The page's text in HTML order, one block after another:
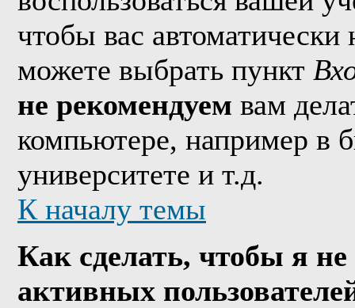
чтобы вас
можете выбрать пункт
не рекомендуем вам
компьютере, например в
университете и т.д.
К началу темы
Как сделать, чтобы я
активных